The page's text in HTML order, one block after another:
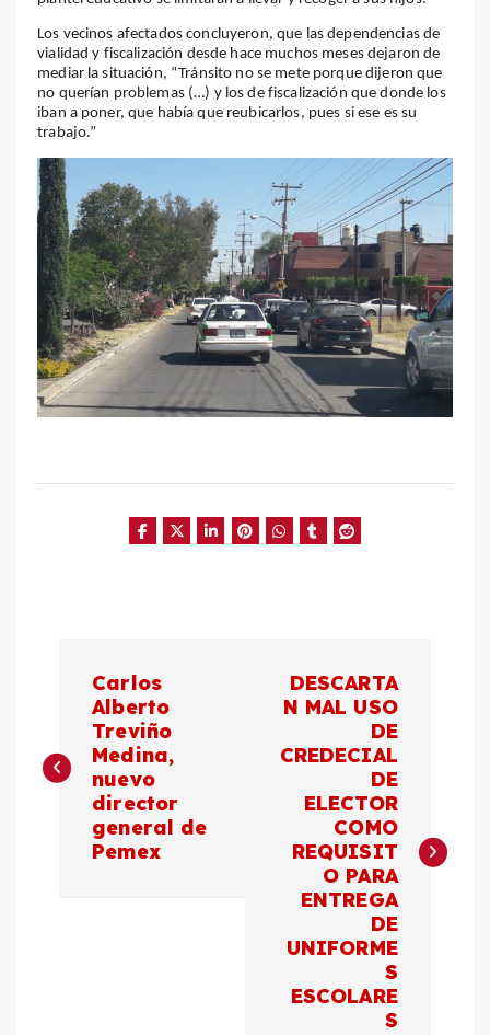
Los vecinos afectados concluyeron, que las dependencias de
vialidad y fiscalización desde hace muchos meses dejaron de
mediar la situación, “Tránsito no se mete porque dijeron que
no querían problemas (…) y los de fiscalización que donde los
iban a poner, que había que reubicarlos, pues si ese es su
trabajo.”
v
Carlos
Alberto
Treviño
Medina,
nuevo
director
general de
Pemex
DESCARTA
N MAL USO
DE
CREDECIAL
DE
ELECTOR
COMO
REQUISIT
O PARA
ENTREGA
DE
UNIFORME
S
ESCOLARE
S